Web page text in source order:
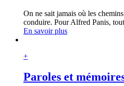
On ne sait jamais où les
conduire. Pour Alfred Panis,
En savoir plus
+
Paroles et